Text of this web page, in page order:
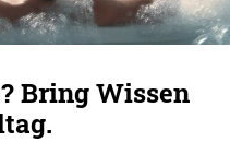
Bring Wissen